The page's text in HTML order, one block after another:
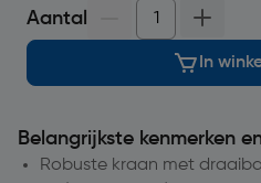
Aantal
In
Belangrijkste kenmerken
Robuste kraan met